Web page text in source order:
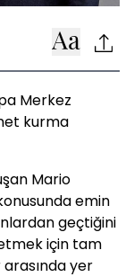
Merkez
kurma
Mario
emin
geçtiğini
için tam
yer